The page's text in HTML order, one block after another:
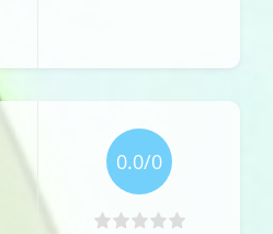
0.0/0